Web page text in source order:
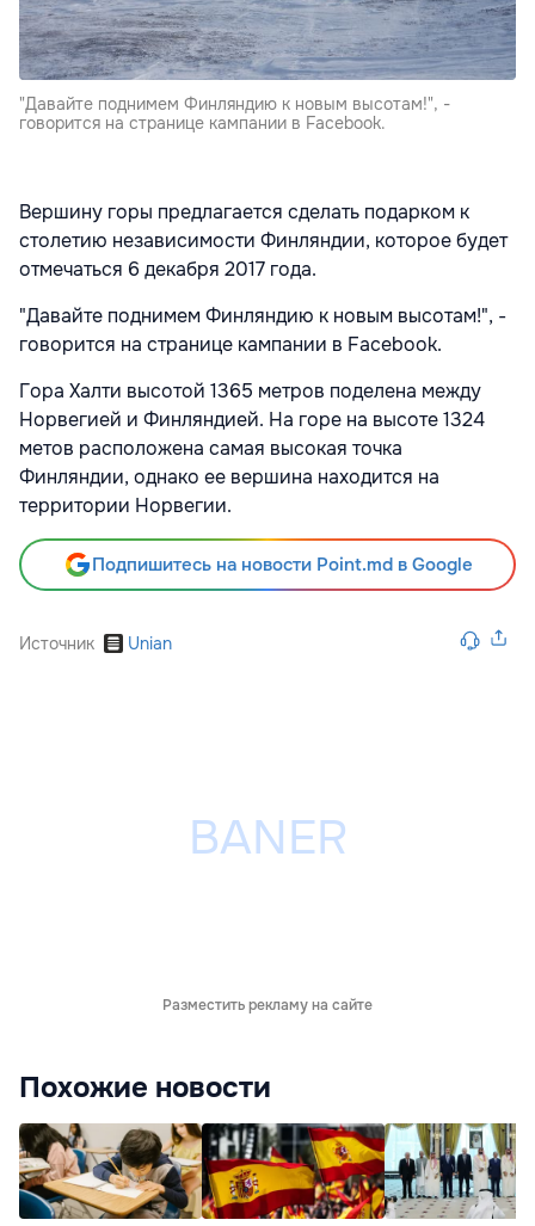
"Давайте поднимем Финляндию к новым высотам!", -
говорится на странице кампании в Facebook.
Вершину горы предлагается сделать подарком к
столетию независимости Финляндии, которое будет
отмечаться 6 декабря 2017 года.
"Давайте поднимем Финляндию к новым высотам!", -
говорится на странице кампании в Facebook.
Гора Халти высотой 1365 метров поделена между
Норвегией и Финляндией. На горе на высоте 1324
метов расположена самая высокая точка
Финляндии, однако ее вершина находится на
территории Норвегии.
Подпишитесь на новости Point.md в Google
Источник Unian
Разместить рекламу на сайте
Похожие новости